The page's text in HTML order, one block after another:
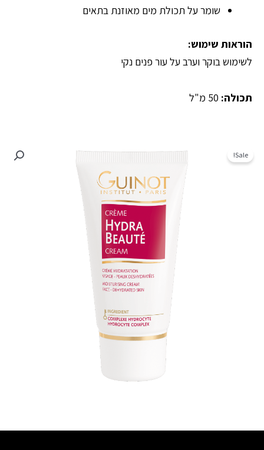
שומר על תכולת מים מאוזנת בתאים
הוראות שימוש:
לשימוש בוקר וערב על עור פנים נקי
תכולה:
Sale!